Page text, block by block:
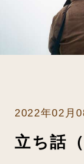
2022年02月
立ち話